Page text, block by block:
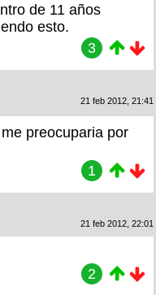
de 11 años
esto.
3
21 feb 2012, 21:41
preocuparia por
1
21 feb 2012, 22:01
2